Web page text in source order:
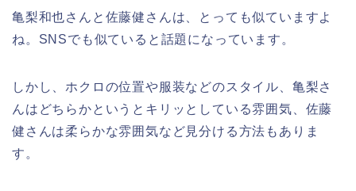
亀梨和也さんと佐藤健さんは、とっても似ていますよ
ね。SNSでも似ていると話題になっています。
しかし、ホクロの位置や服装などのスタイル、亀梨さ
んはどちらかというとキリッとしている雰囲気、佐藤
健さんは柔らかな雰囲気など見分ける方法もありま
す。